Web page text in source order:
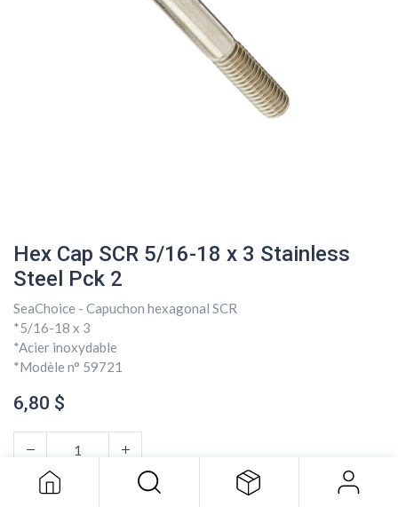
Hex Cap SCR 5/16-18 x 3 Stainless
Steel Pck 2
SeaChoice - Capuchon hexagonal SCR
*5/16-18 x 3
*Acier inoxydable
*Modèle n° 59721
6,80 $
$